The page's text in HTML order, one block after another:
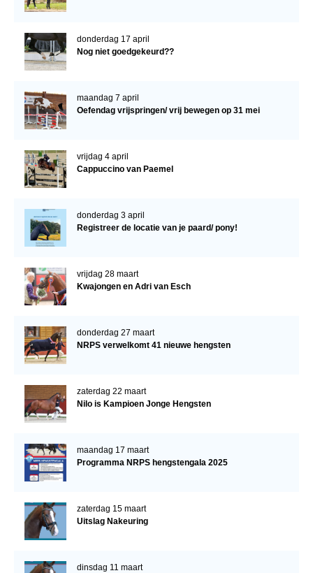
donderdag 17 april
Nog niet goedgekeurd??
maandag 7 april
Oefendag vrijspringen/ vrij bewegen op 31 mei
vrijdag 4 april
Cappuccino van Paemel
donderdag 3 april
Registreer de locatie van je paard/ pony!
vrijdag 28 maart
Kwajongen en Adri van Esch
donderdag 27 maart
NRPS verwelkomt 41 nieuwe hengsten
zaterdag 22 maart
Nilo is Kampioen Jonge Hengsten
maandag 17 maart
Programma NRPS hengstengala 2025
zaterdag 15 maart
Uitslag Nakeuring
dinsdag 11 maart